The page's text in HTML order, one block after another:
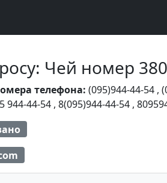
Чей номер
телефона: (095)944-44-54 ,
944-44-54 , 8(095)944-44-54 ,